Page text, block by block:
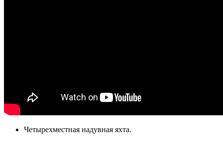
Четырехместная надувная яхта.